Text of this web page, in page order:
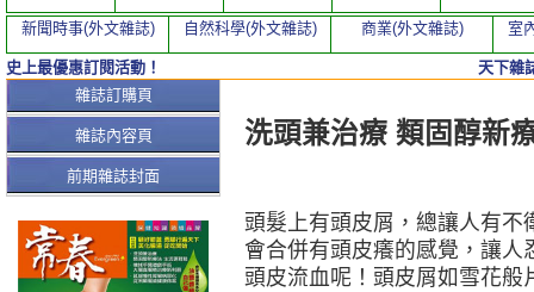
本期文章
洗頭兼治療 類固醇新
頭髮上有頭皮屑，總讓人有不
會合併有頭皮癢的感覺，讓人
頭皮流血呢！頭皮屑如雪花般
雜誌訂購頁
雜誌內容頁
前期雜誌封面
新聞時事(外文雜誌) 自然科學(外文雜誌) 商業(外文雜誌) 室
史上最優惠訂閱活動！ 天下雜